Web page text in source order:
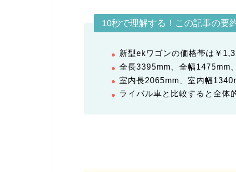
10秒で理解する！この記事の要
新型ekワゴンの価格帯は ￥
全長3395mm、全幅1475mm
室内長2065mm、室内幅
ライバル車と比較すると全体